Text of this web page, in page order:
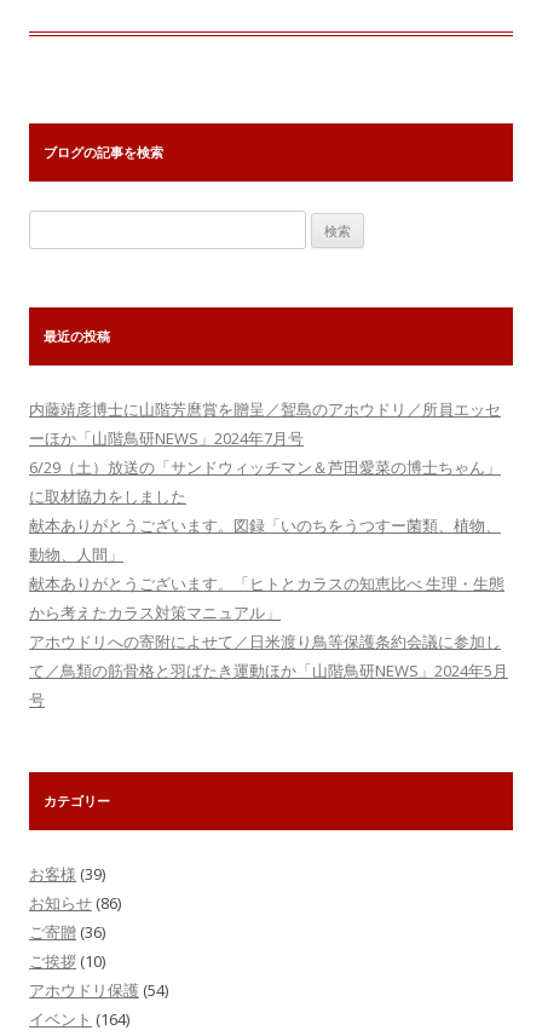
ブログの記事を検索
索:
最近の投稿
内藤靖彦博士に山階芳麿賞を贈呈／聟島のアホウドリ／所員エッセ
ーほか「山階鳥研NEWS」2024年7月号
6/29（土）放送の「サンドウィッチマン＆芦田愛菜の博士ちゃん」
に取材協力をしました
献本ありがとうございます。図録「いのちをうつすー菌類、植物、
動物、人間」
献本ありがとうございます。「ヒトとカラスの知恵比べ 生理・生態
から考えたカラス対策マニュアル」
アホウドリへの寄附によせて／日米渡り鳥等保護条約会議に参加し
て／鳥類の筋骨格と羽ばたき運動ほか「山階鳥研NEWS」2024年5月
号
カテゴリー
お客様 (39)
お知らせ (86)
ご寄贈 (36)
ご挨拶 (10)
アホウドリ保護 (54)
イベント (164)